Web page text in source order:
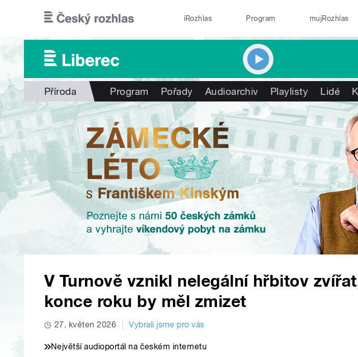
iRozhlas Program mujRozhlas
Příroda Program Pořady Audioarchiv Playlisty Lidé
V Turnově vznikl nelegální hřbitov
konce roku by měl zmizet
27. květen 2026 Vybrali jsme pro vás
Největší audioportál na českém internetu